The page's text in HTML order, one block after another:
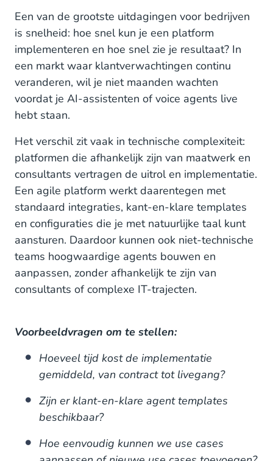
Een van de grootste uitdagingen voor bedrijven
is snelheid: hoe snel kun je een platform
implementeren en hoe snel zie je resultaat? In
een markt waar klantverwachtingen continu
veranderen, wil je niet maanden wachten
voordat je AI-assistenten of voice agents live
hebt staan.
Het verschil zit vaak in technische complexiteit:
platformen die afhankelijk zijn van maatwerk en
consultants vertragen de uitrol en implementatie.
Een agile platform werkt daarentegen met
standaard integraties, kant-en-klare templates
en configuraties die je met natuurlijke taal kunt
aansturen. Daardoor kunnen ook niet-technische
teams hoogwaardige agents bouwen en
aanpassen, zonder afhankelijk te zijn van
consultants of complexe IT-trajecten.
Voorbeeldvragen om te stellen:
Hoeveel tijd kost de implementatie
gemiddeld, van contract tot livegang?
Zijn er klant-en-klare agent templates
beschikbaar?
Hoe eenvoudig kunnen we use cases